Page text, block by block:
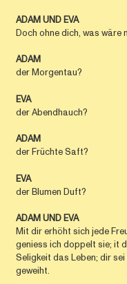
ADAM UND EVA
Doch ohne dich, was wäre
ADAM
der Morgentau?
EVA
der Abendhauch?
ADAM
der Früchte Saft?
EVA
der Blumen Duft?
ADAM UNDEVA
Mit dir erhöht sich jede
geniess ich doppelt sie; it
Seligkeit das Leben; dir
geweiht.